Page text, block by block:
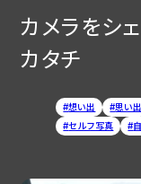
カメラをシ
カタチ
想い出 思い出
セルフ写真